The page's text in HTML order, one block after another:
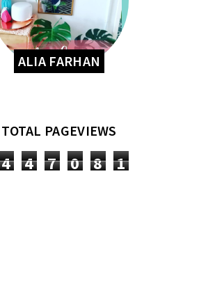
ALIA FARHAN
TOTAL PAGEVIEWS
4 4 7 0 8 1